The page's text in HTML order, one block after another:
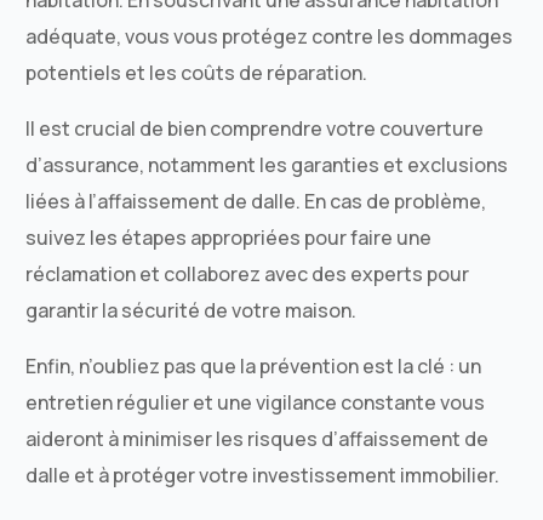
adéquate, vous vous protégez contre les dommages
potentiels et les coûts de réparation.
Il est crucial de bien comprendre votre couverture
d’assurance, notamment les garanties et exclusions
liées à l’affaissement de dalle. En cas de problème,
suivez les étapes appropriées pour faire une
réclamation et collaborez avec des experts pour
garantir la sécurité de votre maison.
Enfin, n’oubliez pas que la prévention est la clé : un
entretien régulier et une vigilance constante vous
aideront à minimiser les risques d’affaissement de
dalle et à protéger votre investissement immobilier.